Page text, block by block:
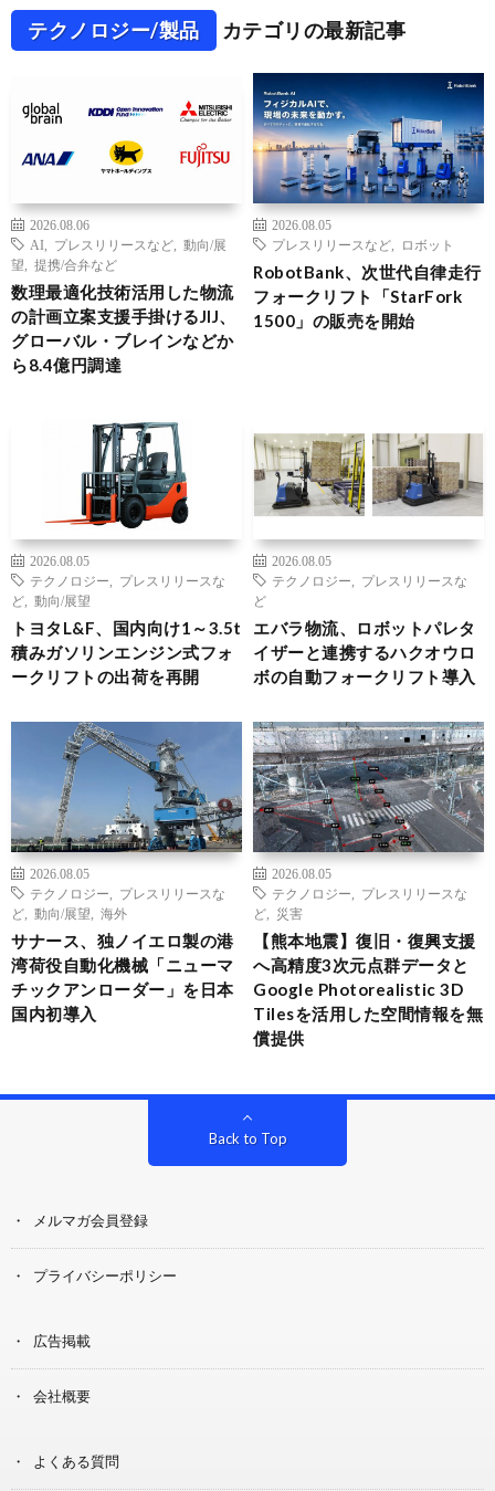
テクノロジー/製品 カテゴリの最新記事
2026.08.06
AI
プレスリリースなど
動向/展
望
提携/合弁など
数理最適化技術活用した物流
の計画立案支援手掛けるJIJ、
グローバル・ブレインなどか
ら8.4億円調達
2026.08.05
プレスリリースなど
ロボット
RobotBank、次世代自律走行
フォークリフト「StarFork
1500」の販売を開始
2026.08.05
テクノロジー
プレスリリースな
ど
動向/展望
トヨタL&F、国内向け1～3.5t
積みガソリンエンジン式フォ
ークリフトの出荷を再開
2026.08.05
テクノロジー
プレスリリースな
ど
エバラ物流、ロボットパレタ
イザーと連携するハクオウロ
ボの自動フォークリフト導入
2026.08.05
テクノロジー
プレスリリースな
ど
動向/展望 海外
サナース、独ノイエロ製の港
湾荷役自動化機械「ニューマ
チックアンローダー」を日本
国内初導入
2026.08.05
テクノロジー
プレスリリースな
ど
災害
【熊本地震】復旧・復興支援
へ高精度3次元点群データと
Google Photorealistic 3D
Tilesを活用した空間情報を無
償提供
Back to Top
メルマガ会員登録
プライバシーポリシー
広告掲載
会社概要
よくある質問